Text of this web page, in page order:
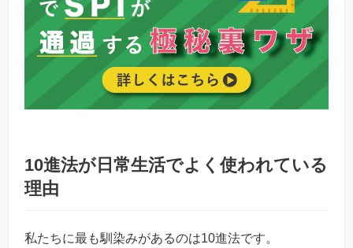
10進法が日常生活でよく使われている
理由
私たちに最も馴染みがあるのは10進法です。